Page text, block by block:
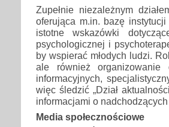
Zupełnie niezależnym
oferująca m.in. bazę
istotne wskazówki
psychologicznej i
by wspierać młodych ludzi.
ale również organizowanie
informacyjnych,
więc śledzić „Dział
informacjami o
Media społecznościowe